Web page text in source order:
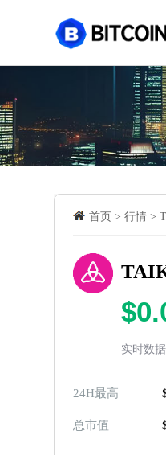
首页 >行情 >
实时数
24H最高
总市值